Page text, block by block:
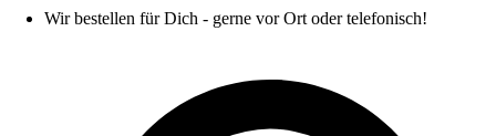
Wir bestellen für Dich - gerne vor Ort oder telefonisch!